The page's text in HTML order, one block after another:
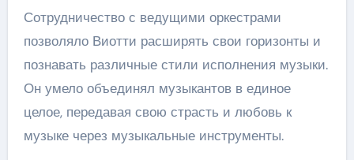
Сотрудничество с ведущими оркестрами
позволяло Виотти расширять свои горизонты и
познавать различные стили исполнения музыки.
Он умело объединял музыкантов в единое
целое, передавая свою страсть и любовь к
музыке через музыкальные инструменты.